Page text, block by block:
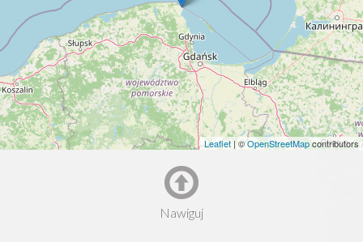
Leaflet | ©OpenStreetMapcontributors
Nawiguj